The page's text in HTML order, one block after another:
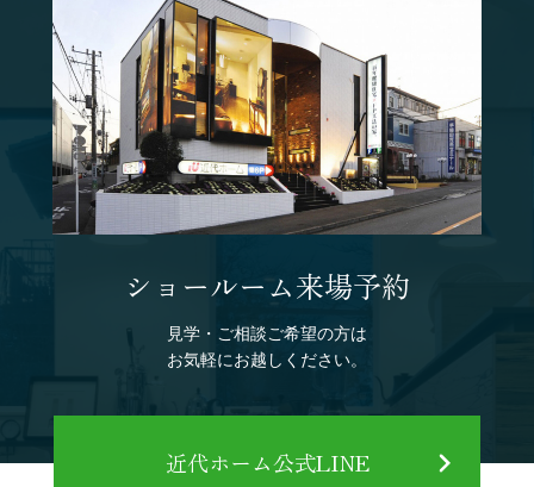
ショールーム来場予約
見学・ご相談ご希望の方は
お気軽にお越しください。
近代ホーム公式LINE